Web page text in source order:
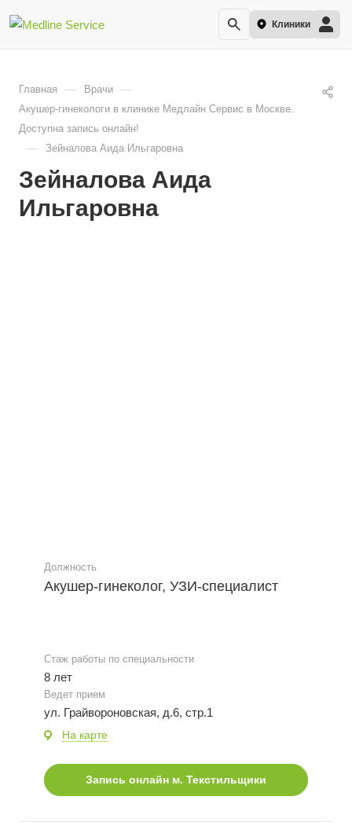
Клиники
Главная — Врачи —
Акушер-гинекологи в клинике Медлайн Сервис в Москве.
Доступна запись онлайн!
— Зейналова Аида Ильгаровна
Зейналова Аида
Ильгаровна
Должность
Акушер-гинеколог, УЗИ-специалист
Стаж работы по специальности
8 лет
Ведет прием
ул. Грайвороновская, д.6, стр.1
На карте
Запись онлайн м. Текстильщики